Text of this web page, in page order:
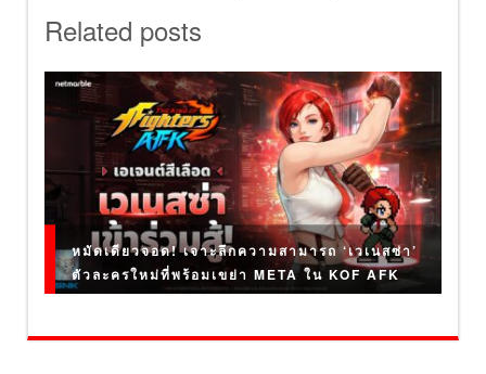
Related posts
หมัดเดียวจอด! เจาะลึกความสามารถ ‘เวเนสซ่า’
ตัวละครใหม่ที่พร้อมเขย่า META ใน KOF AFK